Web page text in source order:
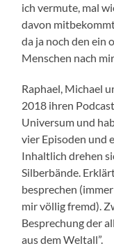
ich vermute, mal
davon
da ja noch den ein
Menschen nach
Raphael, Michael
2018 ihren
Universum und
vier Episoden und
Inhaltlich drehen
Silberbände.
besprechen
mir völlig fremd).
Besprechung der
aus dem Weltall”.